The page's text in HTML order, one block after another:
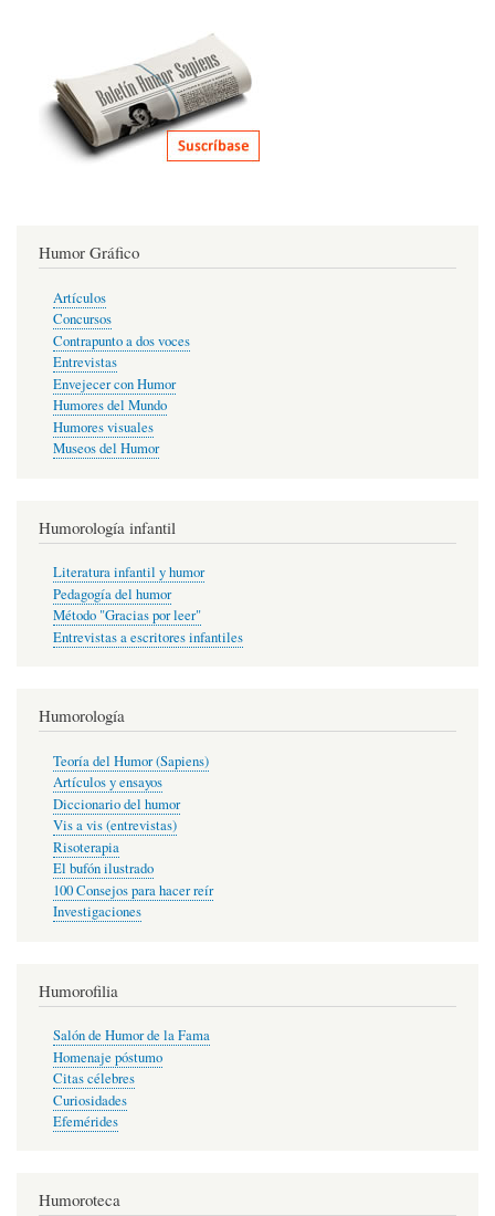
Humor Gráfico
Artículos
Concursos
Contrapunto a dos voces
Entrevistas
Envejecer con Humor
Humores del Mundo
Humores visuales
Museos del Humor
Humorología infantil
Literatura infantil y humor
Pedagogía del humor
Método "Gracias por leer"
Entrevistas a escritores infantiles
Humorología
Teoría del Humor (Sapiens)
Artículos y ensayos
Diccionario del humor
Vis a vis (entrevistas)
Risoterapia
El bufón ilustrado
100 Consejos para hacer reír
Investigaciones
Humorofilia
Salón de Humor de la Fama
Homenaje póstumo
Citas célebres
Curiosidades
Efemérides
Humoroteca